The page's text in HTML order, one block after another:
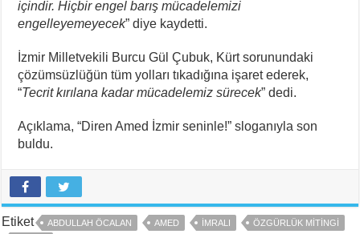
içindir. Hiçbir engel barış mücadelemizi
engelleyemeyecek” diye kaydetti.
İzmir Milletvekili Burcu Gül Çubuk, Kürt sorunundaki
çözümsüzlüğün tüm yolları tıkadığına işaret ederek,
“Tecrit kırılana kadar mücadelemiz sürecek” dedi.
Açıklama, “Diren Amed İzmir seninle!” sloganıyla son
buldu.
Etiket ABDULLAH ÖCALAN AMED İMRALI
ÖZGÜRLÜK MITINGI